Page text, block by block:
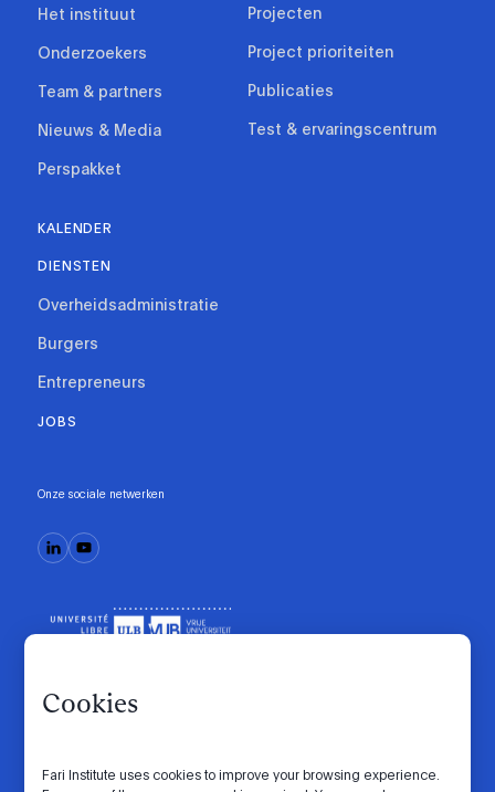
Cookies
Fari Institute uses cookies to improve your browsing experience.
Het instituut
Onderzoekers
Team & partners
Nieuws & Media
Perspakket
Projecten
Project prioriteiten
Publicaties
Test & ervaringscentrum
KALENDER
DIENSTEN
Overheidsadministratie
Burgers
Entrepreneurs
JOBS
Onze sociale netwerken
Gedragscode Manifesto Intranet